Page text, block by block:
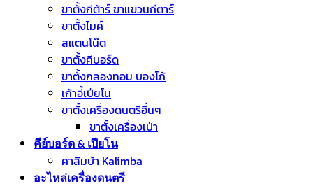
ขาตั้งกีต้าร์ ขาแขวนกีตาร์
ขาตั้งไมค์
สแตนโน๊ต
ขาตั้งคีบอร์ด
ขาตั้งกลองทอม บองโก้
เก้าอี้เปียโน
ขาตั้งเครื่องดนตรีอื่นๆ
ขาตั้งเครื่องเป่า
คีย์บอร์ด & เปียโน
คาลิมบ้า Kalimba
อะไหล่เครื่องดนตรี